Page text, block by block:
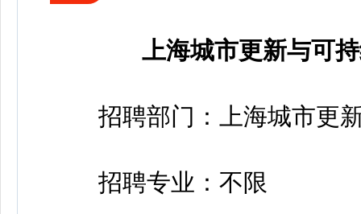
上海城市更新与可
招聘部门：上海城市更新
招聘专业：不限